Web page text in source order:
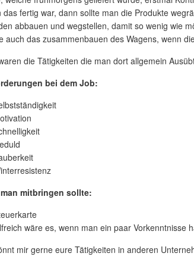
das fertig war, dann sollte man die Produkte
abbauen und wegstellen, damit so wenig wie
auch das zusammenbauen des Wagens, wenn
die Tätigkeiten die man dort allgemein
bei dem Job:
mitbringen sollte:
wäre es, wenn man ein paar Vorkenntnisse
mir gerne eure Tätigkeiten in anderen